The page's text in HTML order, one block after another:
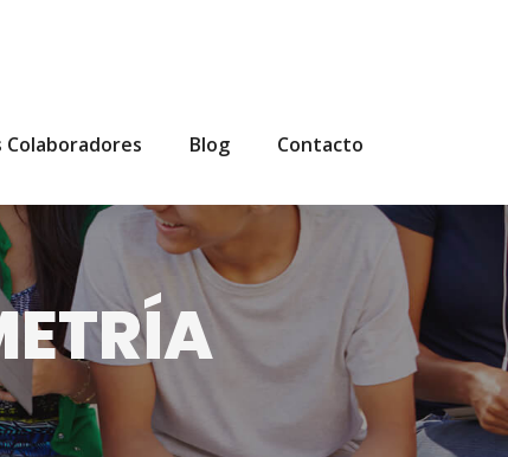
Blog Contacto